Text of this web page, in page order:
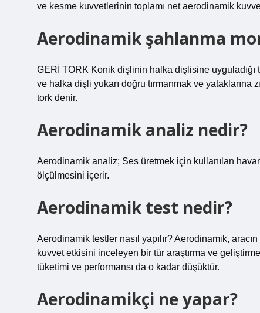
ve kesme kuvvetlerinin toplamı net aerodinamik
Aerodinamik şahlanma
GERİ TORK Konik dişlinin halka dişlisine
ve halka dişli yukarı doğru tırmanmak ve
tork denir.
Aerodinamik analiz nedir?
Aerodinamik analiz; Ses üretmek için kullanılan
ölçülmesini içerir.
Aerodinamik test nedir?
Aerodinamik testler nasıl yapılır? Aerodinamik,
kuvvet etkisini inceleyen bir tür araştırma ve
tüketimi ve performansı da o kadar düşüktür.
Aerodinamikçi ne yapar?